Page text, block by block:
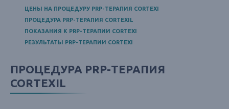
ЦЕНЫ НА ПРОЦЕДУРУ PRP-ТЕРАПИЯ CORTEXI
ПРОЦЕДУРА PRP-ТЕРАПИЯ CORTEXIL
ПОКАЗАНИЯ К PRP-ТЕРАПИИ CORTEXI
РЕЗУЛЬТАТЫ PRP-ТЕРАПИИ CORTEXI
ПРОЦЕДУРА PRP-ТЕРАПИЯ
CORTEXIL